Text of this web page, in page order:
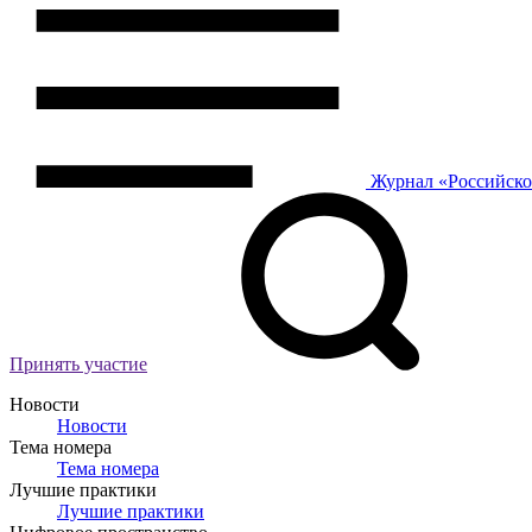
Журнал
Принять участие
Новости
Новости
Тема номера
Тема номера
Лучшие практики
Лучшие практики